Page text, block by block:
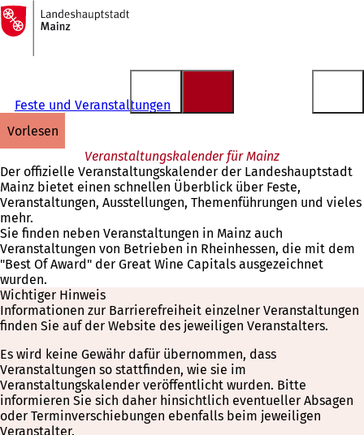
Inhalt anspringen
Zur
Startseite
Feste und Veranstaltungen
vorlesen
Veranstaltungskalender für Mainz
Der offizielle Veranstaltungskalender der Landeshauptstadt
Mainz bietet einen schnellen Überblick über Feste,
Veranstaltungen, Ausstellungen, Themenführungen und vieles
mehr.
Sie finden neben Veranstaltungen in Mainz auch
Veranstaltungen von Betrieben in Rheinhessen, die mit dem
"Best Of Award" der Great Wine Capitals ausgezeichnet
wurden.
Wichtiger Hinweis
Informationen zur Barrierefreiheit einzelner Veranstaltungen
finden Sie auf der Website des jeweiligen Veranstalters.
Es wird keine Gewähr dafür übernommen, dass
Veranstaltungen so stattfinden, wie sie im
Veranstaltungskalender veröffentlicht wurden. Bitte
informieren Sie sich daher hinsichtlich eventueller Absagen
oder Terminverschiebungen ebenfalls beim jeweiligen
Veranstalter.